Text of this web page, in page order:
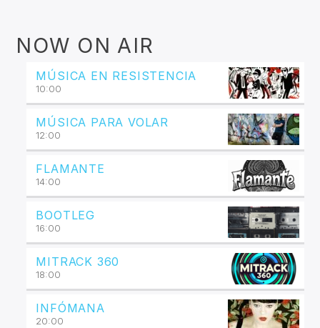
NOW ON AIR
MÚSICA EN RESISTENCIA
10:00
MÚSICA PARA VOLAR
12:00
FLAMANTE
14:00
BOOTLEG
16:00
MITRACK 360
18:00
INFÓMANA
20:00